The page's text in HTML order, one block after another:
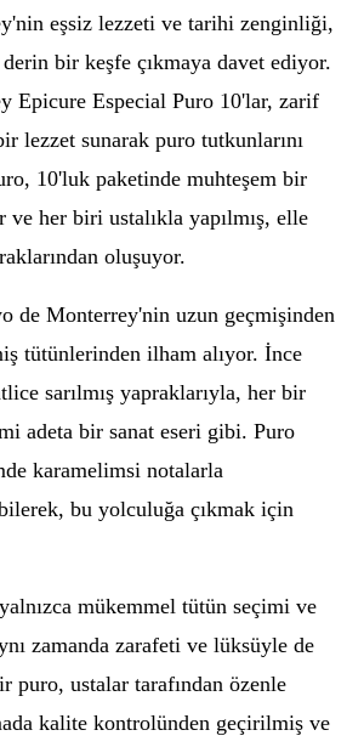
eşsiz lezzeti ve tarihi zenginliği,
derin bir keşfe çıkmaya davet ediyor.
Epicure Especial Puro 10'lar, zarif
lezzet sunarak puro tutkunlarını
10'luk paketinde muhteşem bir
ve her biri ustalıkla yapılmış, elle
oluşuyor.
de Monterrey'nin uzun geçmişinden
tütünlerinden ilham alıyor. İnce
sarılmış yapraklarıyla, her bir
adeta bir sanat eseri gibi. Puro
karamelimsi notalarla
bilerek, bu yolculuğa çıkmak için
mükemmel tütün seçimi ve
zamanda zarafeti ve lüksüyle de
puro, ustalar tarafından özenle
kalite kontrolünden geçirilmiş ve